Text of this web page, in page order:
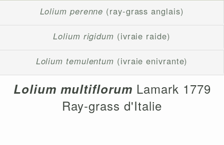
Lolium perenne (ray-grass anglais)
Lolium rigidum (ivraie raide)
Lolium temulentum (ivraie enivrante)
Lolium multiflorum Lamark 1779
Ray-grass d'Italie